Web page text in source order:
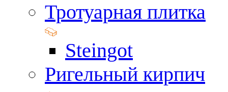
Тротуарная плитка
Steingot
Ригельный кирпич